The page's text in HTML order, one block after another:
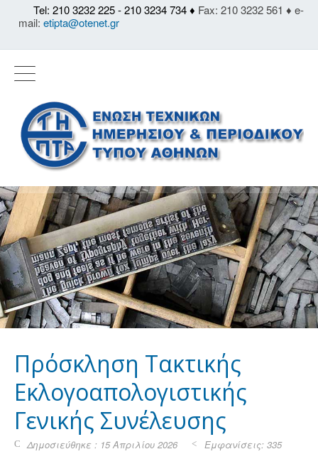
Tel: 210 3232 225 - 210 3234 734 ♦ Fax: 210 3232 561 ♦ e-
mail: etipta@otenet.gr
Πρόσκληση Τακτικής
Εκλογοαπολογιστικής
Γενικής Συνέλευσης
Δημοσιεύθηκε : 15 Απριλίου 2026 Εμφανίσεις: 335